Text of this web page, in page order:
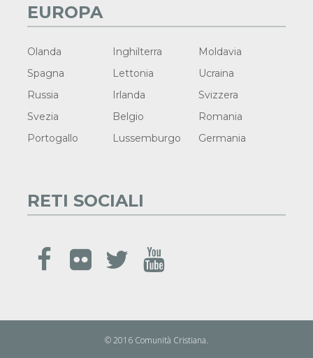
EUROPA
Olanda Inghilterra
Moldavia
Spagna
Lettonia
Ucraina
Russia
Irlanda
Svizzera
Svezia
Belgio
Romania
Portogallo
Lussemburgo Germania
RETI SOCIALI
© 2016 Comunità Cristiana.